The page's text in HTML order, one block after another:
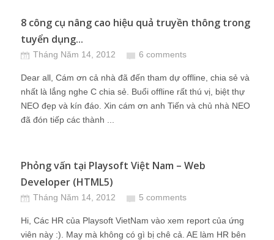
8 công cụ nâng cao hiệu quả truyền thông trong
tuyển dụng...
Tháng Năm 14, 2012 6 comments
Dear all, Cám ơn cả nhà đã đến tham dự offline, chia sẻ và
nhất là lắng nghe C chia sẻ. Buổi offline rất thú vị, biệt thự
NEO đẹp và kín đáo. Xin cám ơn anh Tiến và chủ nhà NEO
đã đón tiếp các thành ...
Phỏng vấn tại Playsoft Việt Nam – Web
Developer (HTML5)
Tháng Năm 14, 2012 5 comments
Hi, Các HR của Playsoft VietNam vào xem report của ứng
viên này :). May mà không có gì bị chê cả. AE làm HR bên